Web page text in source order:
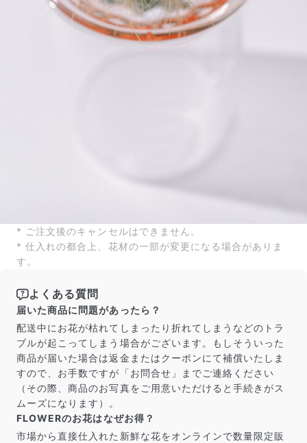
* ご注文後のキャンセルはできません。
* 仕入れの都合上、花材の一部が変更になる場合がありま
す。
よくある質問
届いた商品に問題があったら？
配送中にお花が枯れてしまったり折れてしまうなどのトラ
ブルが起こってしまう場合がございます。もしそういった
商品が届いた場合は返金またはクーポンにて補償いたしま
すので、お手数ですが「お問合せ」までご連絡ください
（その際、商品のお写真をご用意いただけると手続きがス
ムーズになります）。
FLOWERのお花はなぜお得？
市場から直接仕入れた新鮮な花をオンラインで数量限定販